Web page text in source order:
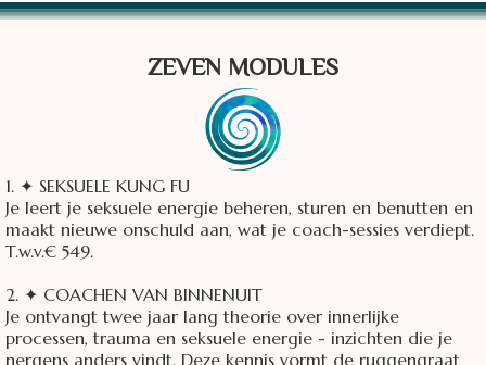
ZEVEN MODULES
1. ✦ SEKSUELE KUNG FU
Je leert je seksuele energie beheren, sturen en benutten en
maakt nieuwe onschuld aan, wat je coach-sessies verdiept.
T.w.v.€ 549.
2. ✦ COACHEN VAN BINNENUIT
Je ontvangt twee jaar lang theorie over innerlijke
processen, trauma en seksuele energie - inzichten die je
nergens anders vindt. Deze kennis vormt de ruggengraat